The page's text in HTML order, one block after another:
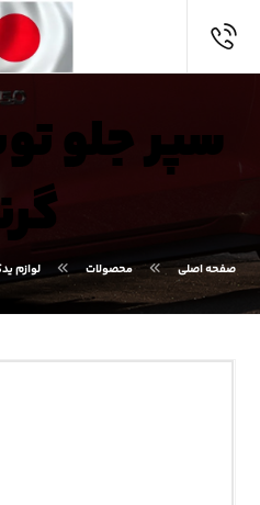
سپر جلو
صفحه اصلی محصولات لوازم